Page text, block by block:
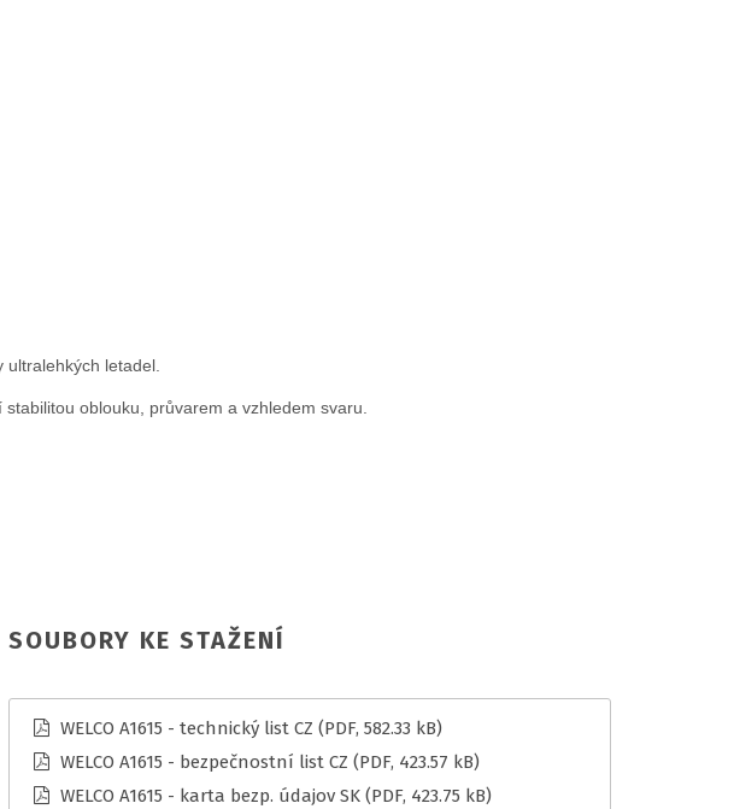
ultralehkých letadel.
oblouku, průvarem a vzhledem svaru.
SOUBORY KE STAŽENÍ
WELCO A1615 - technický list CZ (PDF, 582.33 kB)
WELCO A1615 - bezpečnostní list CZ (PDF, 423.57 kB)
WELCO A1615 - karta bezp. údajov SK (PDF, 423.75 kB)